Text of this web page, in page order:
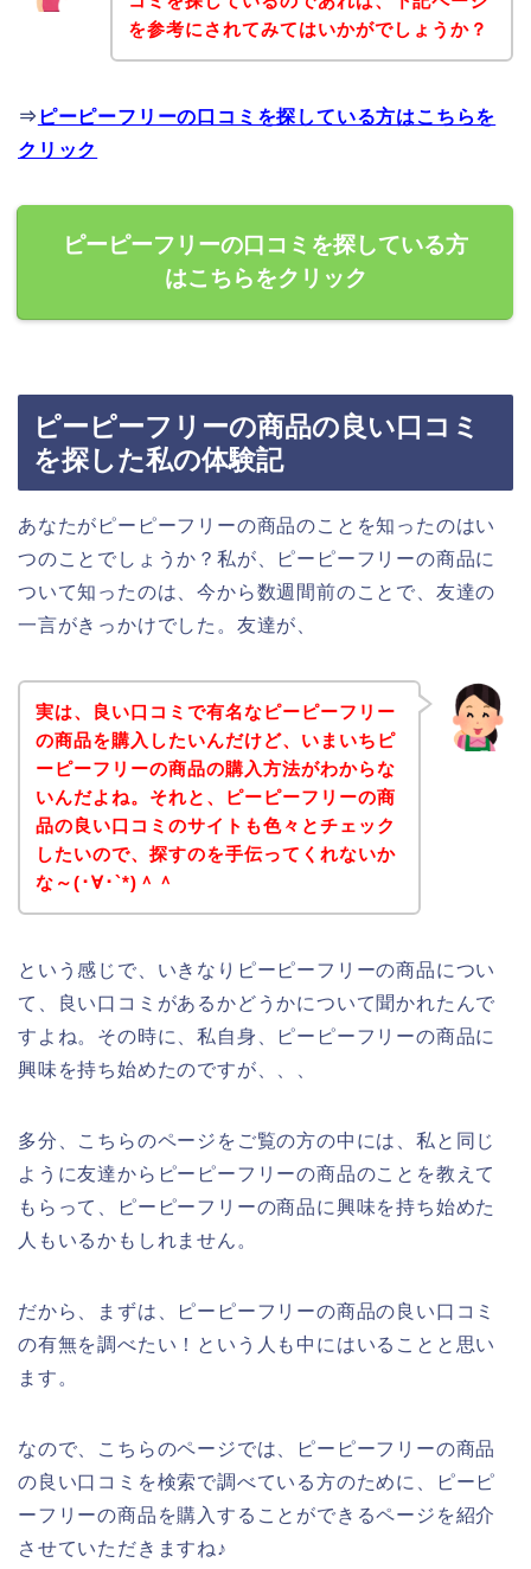
を参考にされてみてはいかがでしょうか？
⇒ ピーピーフリーの口コミを探している方はこちらを
クリック
ピーピーフリーの口コミを探している方
はこちらをクリック
ピーピーフリーの商品の良い口コミ
を探した私の体験記
あなたがピーピーフリーの商品のことを知ったのはい
つのことでしょうか？私が、ピーピーフリーの商品に
ついて知ったのは、今から数週間前のことで、友達の
一言がきっかけでした。友達が、
実は、良い口コミで有名なピーピーフリー
の商品を購入したいんだけど、いまいちピ
ーピーフリーの商品の購入方法がわからな
いんだよね。それと、ピーピーフリーの商
品の良い口コミのサイトも色々とチェック
したいので、探すのを手伝ってくれないか
な～(･∀･`*)＾＾
という感じで、いきなりピーピーフリーの商品につい
て、良い口コミがあるかどうかについて聞かれたんで
すよね。その時に、私自身、ピーピーフリーの商品に
興味を持ち始めたのですが、、、
多分、こちらのページをご覧の方の中には、私と同じ
ように友達からピーピーフリーの商品のことを教えて
もらって、ピーピーフリーの商品に興味を持ち始めた
人もいるかもしれません。
だから、まずは、ピーピーフリーの商品の良い口コミ
の有無を調べたい！という人も中にはいることと思い
ます。
なので、こちらのページでは、ピーピーフリーの商品
の良い口コミを検索で調べている方のために、ピーピ
ーフリーの商品を購入することができるページを紹介
させていただきますね♪